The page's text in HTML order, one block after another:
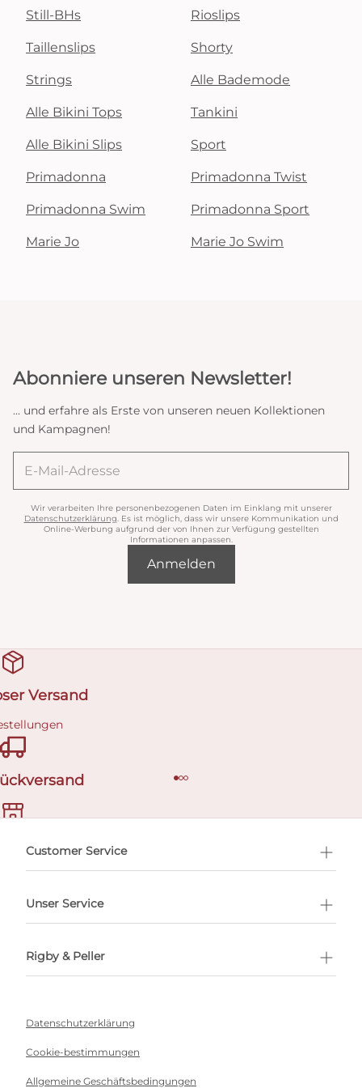
Still-BHs Rioslips
Taillenslips Shorty
Strings Alle Bademode
Alle Bikini Tops Tankini
Alle Bikini Slips Sport
Primadonna Primadonna Twist
Primadonna Swim Primadonna Sport
Marie Jo Marie Jo Swim
Abonniere unseren Newsletter!
... und erfahre als Erste von unseren neuen Kollektionen
und Kampagnen!
Wir verarbeiten Ihre personenbezogenen Daten im Einklang mit unserer
Datenschutzerklärung . Es ist möglich, dass wir unsere Kommunikation und
Online-Werbung aufgrund der von Ihnen zur Verfügung gestellten
Informationen anpassen.
Anmelden
Versand
buchen
Customer Service
Unser Service
Rigby & Peller
Datenschutzerklärung
Cookie-bestimmungen
Allgemeine Geschäftsbedingungen